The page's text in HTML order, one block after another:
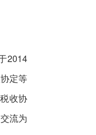
2014
定等
收协
流为